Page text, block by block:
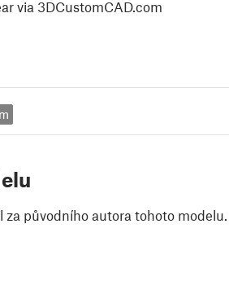
via 3DCustomCAD.com
za původního autora tohoto modelu.